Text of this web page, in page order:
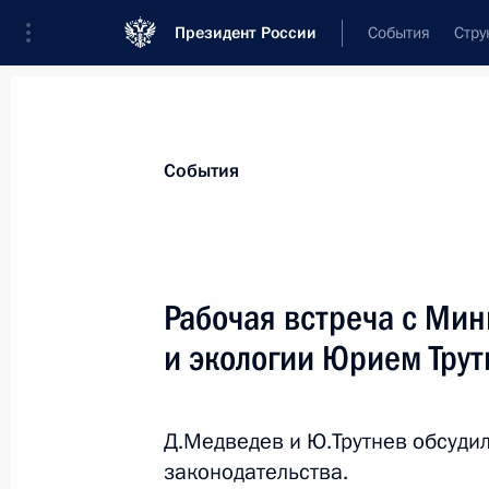
Президент России События
Федерации – полномочный
Российской Федерации в
округе
Биография Лента событий
События
Рабочая встреча с
и экологии Юрием
Д.Медведев и Ю.Трутнев
законодательства.